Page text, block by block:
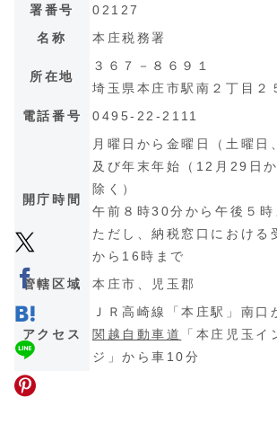
署番号
02127
名称
本庄税務署
所在地
３６７－８６９１
埼玉県本庄市駅南２丁目２
電話番号
0495-22-2111
開庁時間
月曜日から金曜日（土曜日
及び年末年始（12月29日
除く）
午前８時30分から午後５時
ただし、納税窓口における
から16時まで
管轄区域
本庄市、児玉郡
アクセス
ＪＲ高崎線「本庄駅」南口
関越自動車道
「本庄児玉イ
ジ」から車10分